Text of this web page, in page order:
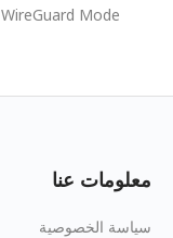
WireGuard Mode حسب بيئة الشبكة لديك.
معلومات عنا
سياسة الخصوصية